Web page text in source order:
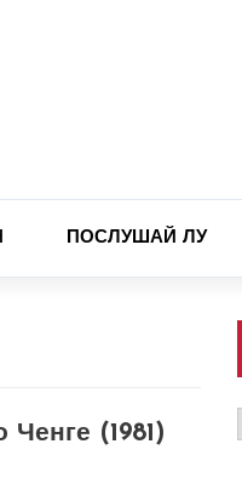
ПОСЛУШАЙ ЛУ
(1981)